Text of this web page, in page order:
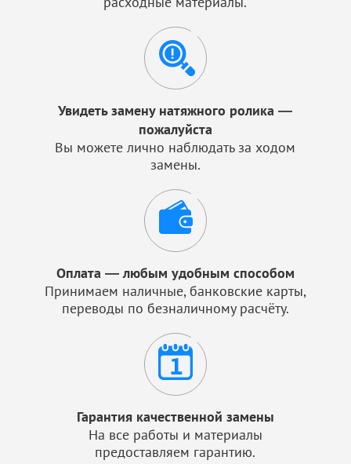
Увидеть замену натяжного ролика —
пожалуйста
Вы можете лично наблюдать за ходом
замены.
Оплата — любым удобным способом
Принимаем наличные, банковские карты,
переводы по безналичному расчёту.
Гарантия качественной замены
На все работы и материалы
предоставляем гарантию.